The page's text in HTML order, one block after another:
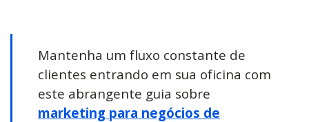
Mantenha um fluxo constante de
clientes entrando em sua oficina com
este abrangente guia sobre
marketing para negócios de